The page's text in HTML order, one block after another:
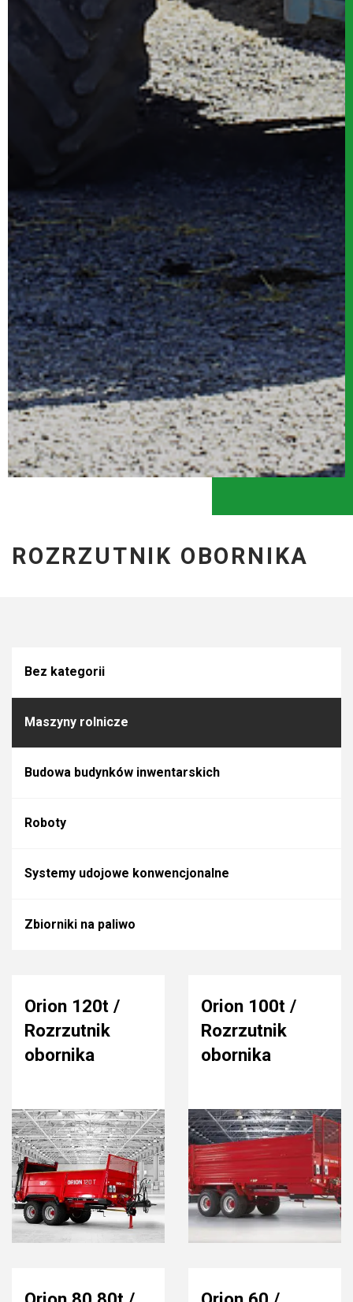
ROZRZUTNIK OBORNIKA
Bez kategorii
Maszyny rolnicze
Budowa budynków inwentarskich
Roboty
Systemy udojowe konwencjonalne
Zbiorniki na paliwo
Orion 120t /
Rozrzutnik
obornika
Orion 100t /
Rozrzutnik
obornika